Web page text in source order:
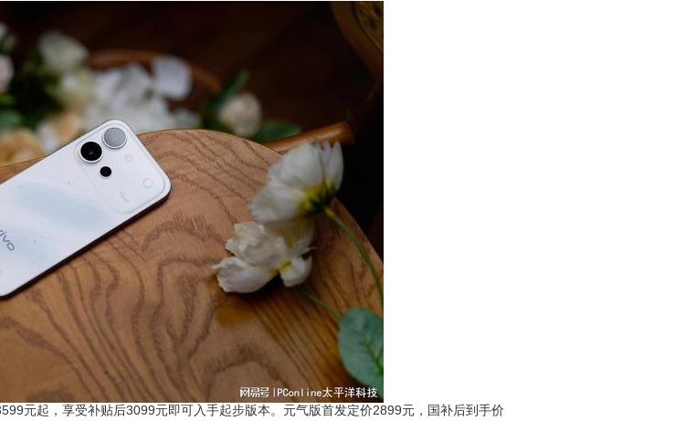
元起，享受补贴后3099元即可入手起步版本。元气版首发定价2899元，国补后到手价